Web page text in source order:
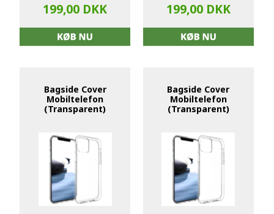
199,00 DKK 199,00 DKK
Bagside Cover
Mobiltelefon
(Transparent)
Bagside Cover
Mobiltelefon
(Transparent)